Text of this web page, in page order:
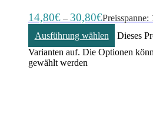
14,80€ – 30,80€
Ausführung wählen
Dieses
Varianten auf. Die Optionen
gewählt werden